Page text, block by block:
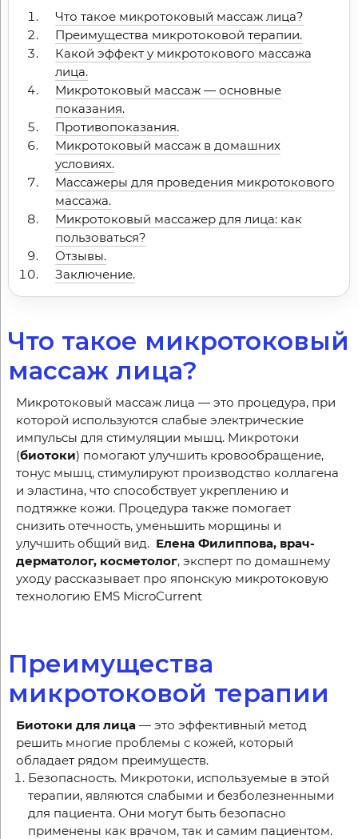
Что такое микротоковый массаж лица?
Преимущества микротоковой терапии.
Какой эффект у микротокового массажа
лица.
Микротоковый массаж — основные
показания.
Противопоказания.
Микротоковый массаж в домашних
условиях.
Массажеры для проведения микротокового
массажа.
Микротоковый массажер для лица: как
пользоваться?
Отзывы.
Заключение.
Что такое микротоковый
массаж лица?
Микротоковый массаж лица — это процедура, при
которой используются слабые электрические
импульсы для стимуляции мышц. Микротоки
(биотоки) помогают улучшить кровообращение,
тонус мышц, стимулируют производство коллагена
и эластина, что способствует укреплению и
подтяжке кожи. Процедура также помогает
снизить отечность, уменьшить морщины и
улучшить общий вид. Елена Филиппова, врач-
дерматолог, косметолог, эксперт по домашнему
уходу рассказывает про японскую микротоковую
технологию EMS MicroCurrent
Преимущества
микротоковой терапии
Биотоки для лица — это эффективный метод
решить многие проблемы с кожей, который
обладает рядом преимуществ.
Безопасность. Микротоки, используемые в этой
терапии, являются слабыми и безболезненными
для пациента. Они могут быть безопасно
применены как врачом, так и самим пациентом.